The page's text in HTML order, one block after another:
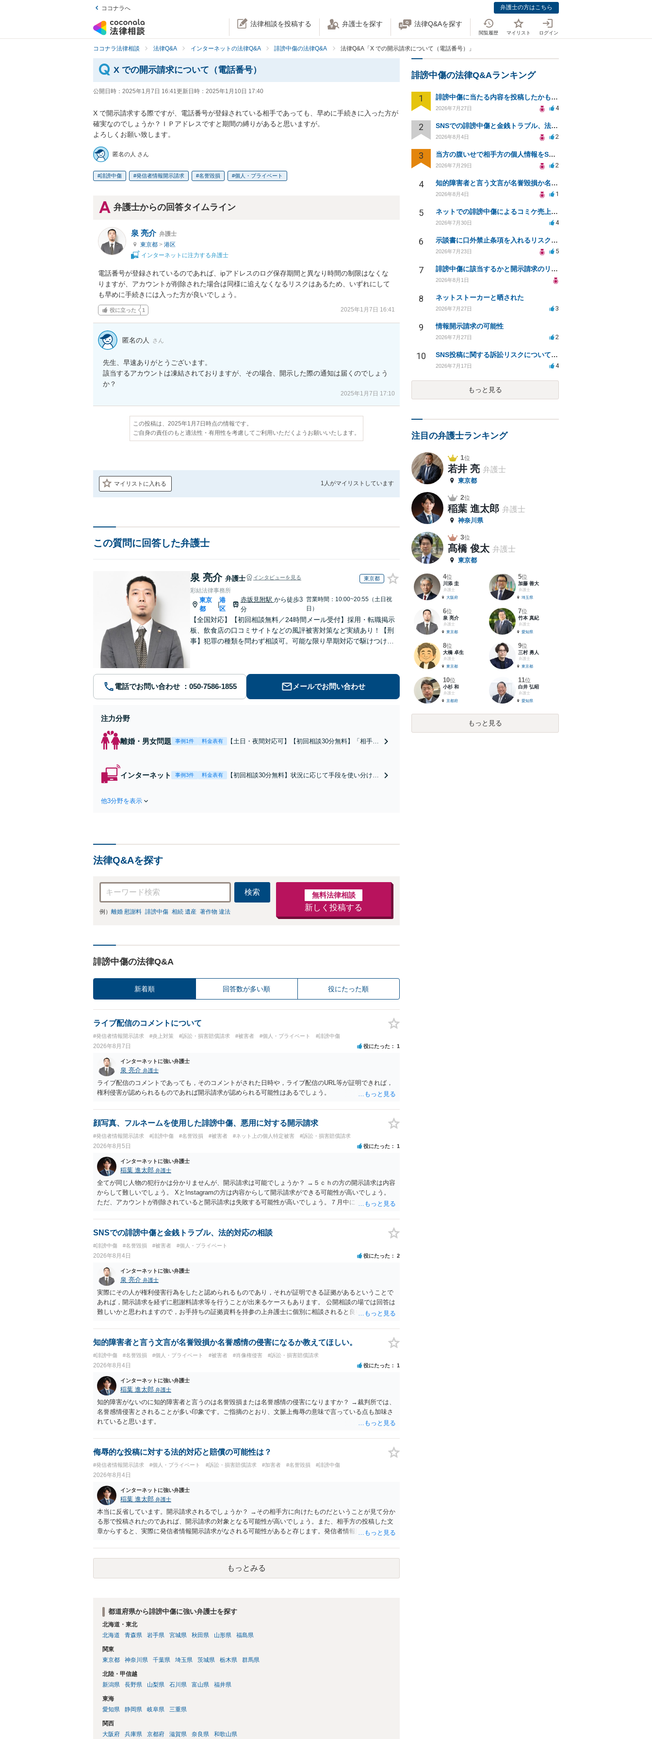
ココナラへ 弁護士の方はこちら
法律相談を投稿する 弁護士を探す 法律Q&Aを探す
閲覧履歴 マイリスト ログイン
ココナラ法律相談 法律Q&A インターネットの法律Q&A 誹謗中傷の法律Q&A 法律Q&A「X での開示請求について（電話番号）」
X での開示請求について（電話番号）
公開日時： 2025年1月7日 16:41更新日時： 2025年1月10日 17:40
X で開示請求する際ですが、電話番号が登録されている相手であっても、早めに手続きに入った方が
確実なのでしょうか？ＩＰアドレスですと期間の縛りがあると思いますが。
よろしくお願い致します。
匿名の人 さん
誹謗中傷 発信者情報開示請求 名誉毀損 個人・プライベート
弁護士からの回答タイムライン
泉 亮介 弁護士
東京都 > 港区
インターネットに注力する弁護士
電話番号が登録されているのであれば、ipアドレスのログ保存期間と異なり時間の制限はなくな
りますが、アカウントが削除された場合は同様に追えなくなるリスクはあるため、いずれにして
も早めに手続きには入った方が良いでしょう。
役に立った 1 2025年1月7日 16:41
匿名の人 さん
先生、早速ありがとうございます。
該当するアカウントは凍結されておりますが、その場合、開示した際の通知は届くのでしょう
か？
2025年1月7日 17:10
この投稿は、2025年1月7日時点の情報です。
ご自身の責任のもと適法性・有用性を考慮してご利用いただくようお願いいたします。
マイリストに入れる 1人がマイリストしています
この質問に回答した弁護士
泉 亮介 弁護士 インタビューを見る 東京都
彩結法律事務所
東京
都
港
区
赤坂見附駅 から徒歩3
分
営業時間：10:00~20:55（土日祝
日）
【全国対応】【初回相談無料／24時間メール受付】採用・転職掲示
板、飲食店の口コミサイトなどの風評被害対策など実績あり！【刑
事】犯罪の種類を問わず相談可。可能な限り早期対応で駆けつけサ
電話でお問い合わせ メールでお問い合わせ
注力分野
離婚・男女問題 事例1件 料金表有
【土日・夜間対応可】【初回相談30分無料】「相手方
金額アップ／減額交渉も対応可」【完全個室対応】
インターネット 事例3件 料金表有
【初回相談30分無料】状況に応じて手段を使い分け、
他3分野を表示
法律Q&Aを探す
検索
例） 離婚 慰謝料 誹謗中傷 相続 遺産 著作物 違法
無料法律相談
新しく投稿する
誹謗中傷の法律Q&A
新着順 回答数が多い順 役にたった順
ライブ配信のコメントについて
#発信者情報開示請求 #炎上対策 #訴訟・損害賠償請求 #被害者 #個人・プライベート #誹謗中傷
2026年8月7日 役にたった 1
インターネットに強い弁護士
泉 亮介 弁護士
ライブ配信のコメントであっても，そのコメントがされた日時や，ライブ配信のURL等が証明できれば，
権利侵害が認められるものであれば開示請求が認められる可能性はあるでしょう。
顔写真、フルネームを使用した誹謗中傷、悪用に対する開示請求
#発信者情報開示請求 #誹謗中傷 #名誉毀損 #被害者 #ネット上の個人特定被害 #訴訟・損害賠償請求
2026年8月5日 役にたった 1
インターネットに強い弁護士
稲葉 進太郎 弁護士
全てが同じ人物の犯行かは分かりませんが、開示請求は可能でしょうか？ →５ｃｈの方の開示請求は内容
からして難しいでしょう。 XとInstagramの方は内容からして開示請求ができる可能性が高いでしょう。
ただ、アカウントが削除されていると開示請求は失敗する可能性が高いでしょう。７月中にアカウントが
相手に全ての弁護士費用を負担させることは可能でしょうか？ →訴訟外の交渉で相手方が認めれば負担さ
せることができるでしょう。訴訟で判決となった場合は、実際の弁護士費用が認められる場合と認められ
SNSでの誹謗中傷と金銭トラブル、法的対応の相談
#誹謗中傷 #名誉毀損 #被害者 #個人・プライベート
2026年8月4日 役にたった 2
インターネットに強い弁護士
泉 亮介 弁護士
実際にその人が権利侵害行為をしたと認められるものであり，それが証明できる証拠があるということで
あれば，開示請求を経ずに慰謝料請求等を行うことが出来るケースもあります。 公開相談の場では回答は
難しいかと思われますので，お手持ちの証拠資料を持参の上弁護士に個別に相談されると良いでしょう。
知的障害者と言う文言が名誉毀損か名誉感情の侵害になるか教えてほしい。
#誹謗中傷 #名誉毀損 #個人・プライベート #被害者 #肖像権侵害 #訴訟・損害賠償請求
2026年8月4日 役にたった 1
インターネットに強い弁護士
稲葉 進太郎 弁護士
知的障害がないのに知的障害者と言うのは名誉毀損または名誉感情の侵害になりますか？ →裁判所では、
名誉感情侵害とされることが多い印象です。ご指摘のとおり、文脈上侮辱の意味で言っている点も加味さ
れていると思います。
侮辱的な投稿に対する法的対応と賠償の可能性は？
#発信者情報開示請求 #個人・プライベート #訴訟・損害賠償請求 #加害者 #名誉毀損 #誹謗中傷
2026年8月4日
インターネットに強い弁護士
稲葉 進太郎 弁護士
本当に反省しています。開示請求されるでしょうか？ →その相手方に向けたものだということが見て分か
る形で投稿されたのであれば、開示請求の対象となる可能性が高いでしょう。また、相手方の投稿した文
章からすると、実際に発信者情報開示請求がなされる可能性があると存じます。発信者情報開示請求が進
カウントの登録メールに意見照会がなされます。 また、された場合賠償金はいくらでしょうか。 →ケー
スバイケースであり、数万円から１００万単位まで様々でしょう。裁判外であれば交渉して相手方の請求
額から減額することを試みることとなるでしょう。もっとみる
都道府県から誹謗中傷に強い弁護士を探す
北海道・東北
北海道
青森県 岩手県 宮城県 秋田県 山形県 福島県
関東
東京都
神奈川県 千葉県 埼玉県 茨城県 栃木県 群馬県
北陸・甲信越
新潟県
長野県 山梨県 石川県 富山県 福井県
東海
愛知県
静岡県 岐阜県 三重県
関西
大阪府
兵庫県 京都府 滋賀県 奈良県 和歌山県
誹謗中傷の法律Q&Aランキング
1 誹謗中傷に当たる内容を投稿したかもしれない。開示請求や民事刑事裁判に発展しうるのか教えて欲しい。
2026年7月27日 4
2 SNSでの誹謗中傷と金銭トラブル、法的対応の相談
2026年8月4日 2
3 当方の腹いせで相手方の個人情報をSNSで晒してしまい名誉毀損させてしまったかもしれない
2026年7月29日 2
4 知的障害者と言う文言が名誉毀損か名誉感情の侵害になるか教えてほしい。
2026年8月4日 1
5 ネットでの誹謗中傷によるコミケ売上減少、損害賠償は可能か？
2026年7月30日 4
6 示談書に口外禁止条項を入れるリスクはありますか？
2026年7月23日 5
7 誹謗中傷に該当するかと開示請求のリスクを知りたい
2026年8月1日
8 ネットストーカーと晒された
2026年7月27日 3
9 情報開示請求の可能性
2026年7月27日 2
10 SNS投稿に関する訴訟リスクについての相談
2026年7月17日 4
もっと見る
注目の弁護士ランキング
1位
若井 亮 弁護士
東京都
2位
稲葉 進太郎 弁護士
神奈川県
3位
髙橋 俊太 弁護士
東京都
4位
川添 圭
弁護士
大阪府
5位
加藤 善大
弁護士
埼玉県
6位
泉 亮介
弁護士
東京都
7位
竹本 真紀
弁護士
愛知県
8位
大橋 卓生
弁護士
東京都
9位
三村 勇人
弁護士
東京都
10位
小杉 和
弁護士
京都府
11位
白井 弘昭
弁護士
愛知県
もっと見る